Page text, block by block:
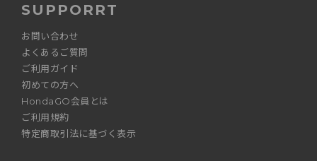
SUPPORRT
お問い合わせ
よくあるご質問
ご利用ガイド
初めての方へ
HondaGO会員とは
ご利用規約
特定商取引法に基づく表示